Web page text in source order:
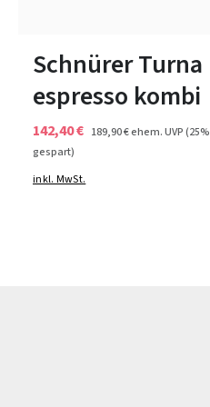
Schnürer Turna
espresso kombi
142,40 € 189,90 €ehem. UVP(25%
gespart)
inkl. MwSt.